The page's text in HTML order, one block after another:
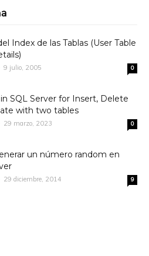
Index de las Tablas (User Table
9 julio, 2005 0
SQL Server for Insert, Delete
with two tables
29 marzo, 2023 0
un número random en
29 diciembre, 2014 9